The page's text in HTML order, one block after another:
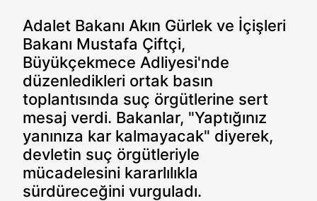
Adalet Bakanı Akın Gürlek ve İçişleri
Bakanı Mustafa Çiftçi,
Büyükçekmece Adliyesi'nde
düzenledikleri ortak basın
toplantısında suç örgütlerine sert
mesaj verdi. Bakanlar, "Yaptığınız
yanınıza kar kalmayacak" diyerek,
devletin suç örgütleriyle
mücadelesini kararlılıkla
sürdüreceğini vurguladı.